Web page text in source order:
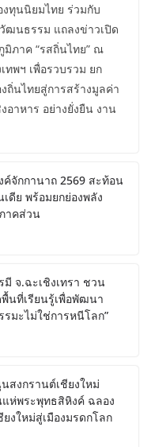
ทุนนิยมไทย ร่วมกับ
ฒนธรรม แถลงข่าวเปิด
ภาค “รสถิ่นไทย” ณ
ทพฯ เพื่อรวบรวม ยก
ถิ่นไทยสู่การสร้างมูลค่า
อาหาร อย่างยั่งยืน งาน
ค์จักกานาถ 2569 สะท้อน
ดีย พร้อมยกย่องพลัง
าคส่วน
จ.ฉะเชิงเทรา ชวน
นที่เรียนรู้เพื่อพัฒนา
มะไม่ใช่การหนีโลก”
สงกรานต์เชียงใหม่
ห่พระพุทธสิหิงค์ ฉลอง
งใหม่สู่เมืองมรดกโลก